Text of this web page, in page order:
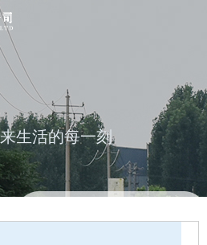
生活的每一刻